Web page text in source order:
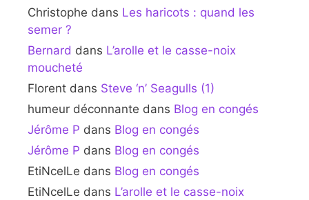
Christophe dans Les haricots : quand les
semer ?
Bernard dans L’arolle et le casse-noix
moucheté
Florent dans Steve ‘n’ Seagulls (1)
humeur déconnante dans Blog en congés
Jérôme P dans Blog en congés
Jérôme P dans Blog en congés
EtiNcelLe dans Blog en congés
EtiNcelLe dans L’arolle et le casse-noix